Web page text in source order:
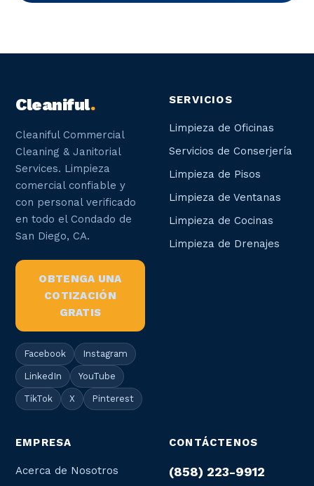
Cleaniful.
Cleaniful Commercial
Cleaning & Janitorial
Services. Limpieza
comercial confiable y
con personal verificado
en todo el Condado de
San Diego, CA.
OBTENGA UNA
COTIZACIÓN
GRATIS
Facebook Instagram
LinkedIn YouTube
TikTok X Pinterest
SERVICIOS
Limpieza de Oficinas
Servicios de Conserjería
Limpieza de Pisos
Limpieza de Ventanas
Limpieza de Cocinas
Limpieza de Drenajes
EMPRESA
Acerca de Nosotros
CONTÁCTENOS
(858) 223-9912